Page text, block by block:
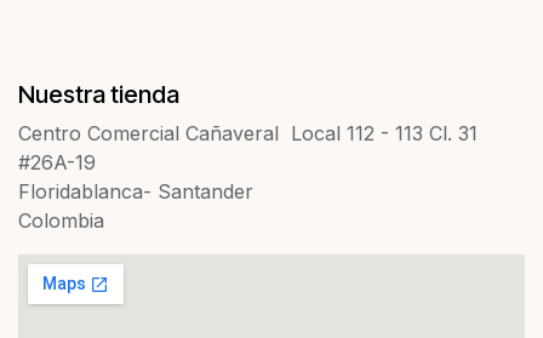
Nuestra tienda
Centro Comercial Cañaveral Local 112 - 113 Cl. 31
#26A-19
Floridablanca- Santander
Colombia